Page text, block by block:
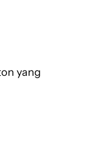
yang